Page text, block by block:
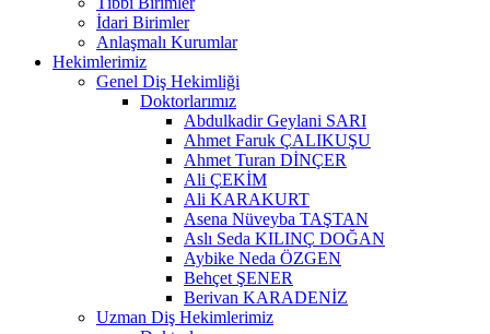
İdari Birimler
Anlaşmalı Kurumlar
Hekimlerimiz
Genel Diş Hekimliği
Doktorlarımız
Abdulkadir Geylani SARI
Ahmet Faruk ÇALIKUŞU
Ahmet Turan DİNÇER
Ali ÇEKİM
Ali KARAKURT
Asena Nüveyba TAŞTAN
Aslı Seda KILINÇ DOĞAN
Aybike Neda ÖZGEN
Behçet ŞENER
Berivan KARADENİZ
Uzman Diş Hekimlerimiz